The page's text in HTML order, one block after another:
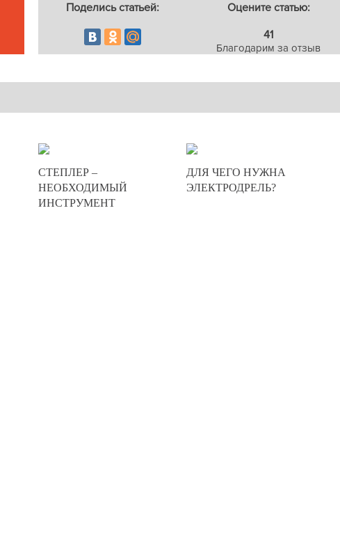
Поделись статьей:
Оцените статью:
41
Благодарим за отзыв
23
2298
СТЕПЛЕР –
НЕОБХОДИМЫЙ
ИНСТРУМЕНТ
45
ДЛЯ ЧЕГО НУЖНА
ЭЛЕКТРОДРЕЛЬ?